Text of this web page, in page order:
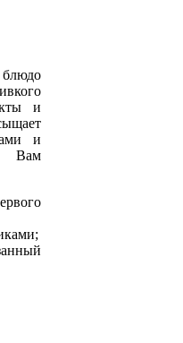
блюдо
и
и
Вам